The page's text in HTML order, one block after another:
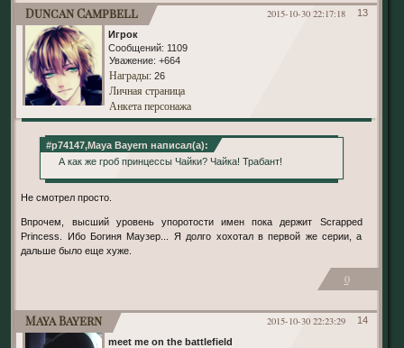
13
2015-10-30 22:17:18
Duncan Campbell
Игрок
Сообщений: 1109
Уважение: +664
Награды: 26
Личная страница
Анкета персонажа
#p74147,Maya Bayern написал(а):
А как же гроб принцессы Чайки? Чайка! Трабант!
Не смотрел просто.
Впрочем, высший уровень упоротости имен пока держит Scrapped
Princess. Ибо Богиня Маузер... Я долго хохотал в первой же серии, а
дальше было еще хуже.
0
14
2015-10-30 22:23:29
Maya Bayern
meet me on the battlefield